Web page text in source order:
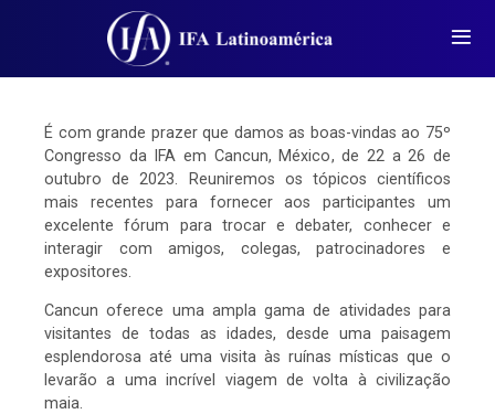
É com grande prazer que damos as boas-vindas ao 75º
Congresso da IFA em Cancun, México, de 22 a 26 de
outubro de 2023. Reuniremos os tópicos científicos
mais recentes para fornecer aos participantes um
excelente fórum para trocar e debater, conhecer e
interagir com amigos, colegas, patrocinadores e
expositores.
Cancun oferece uma ampla gama de atividades para
visitantes de todas as idades, desde uma paisagem
esplendorosa até uma visita às ruínas místicas que o
levarão a uma incrível viagem de volta à civilização
maia.